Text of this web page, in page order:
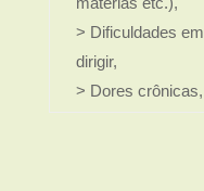
> Dificuldades em
dirigir,
> Dores crônicas,